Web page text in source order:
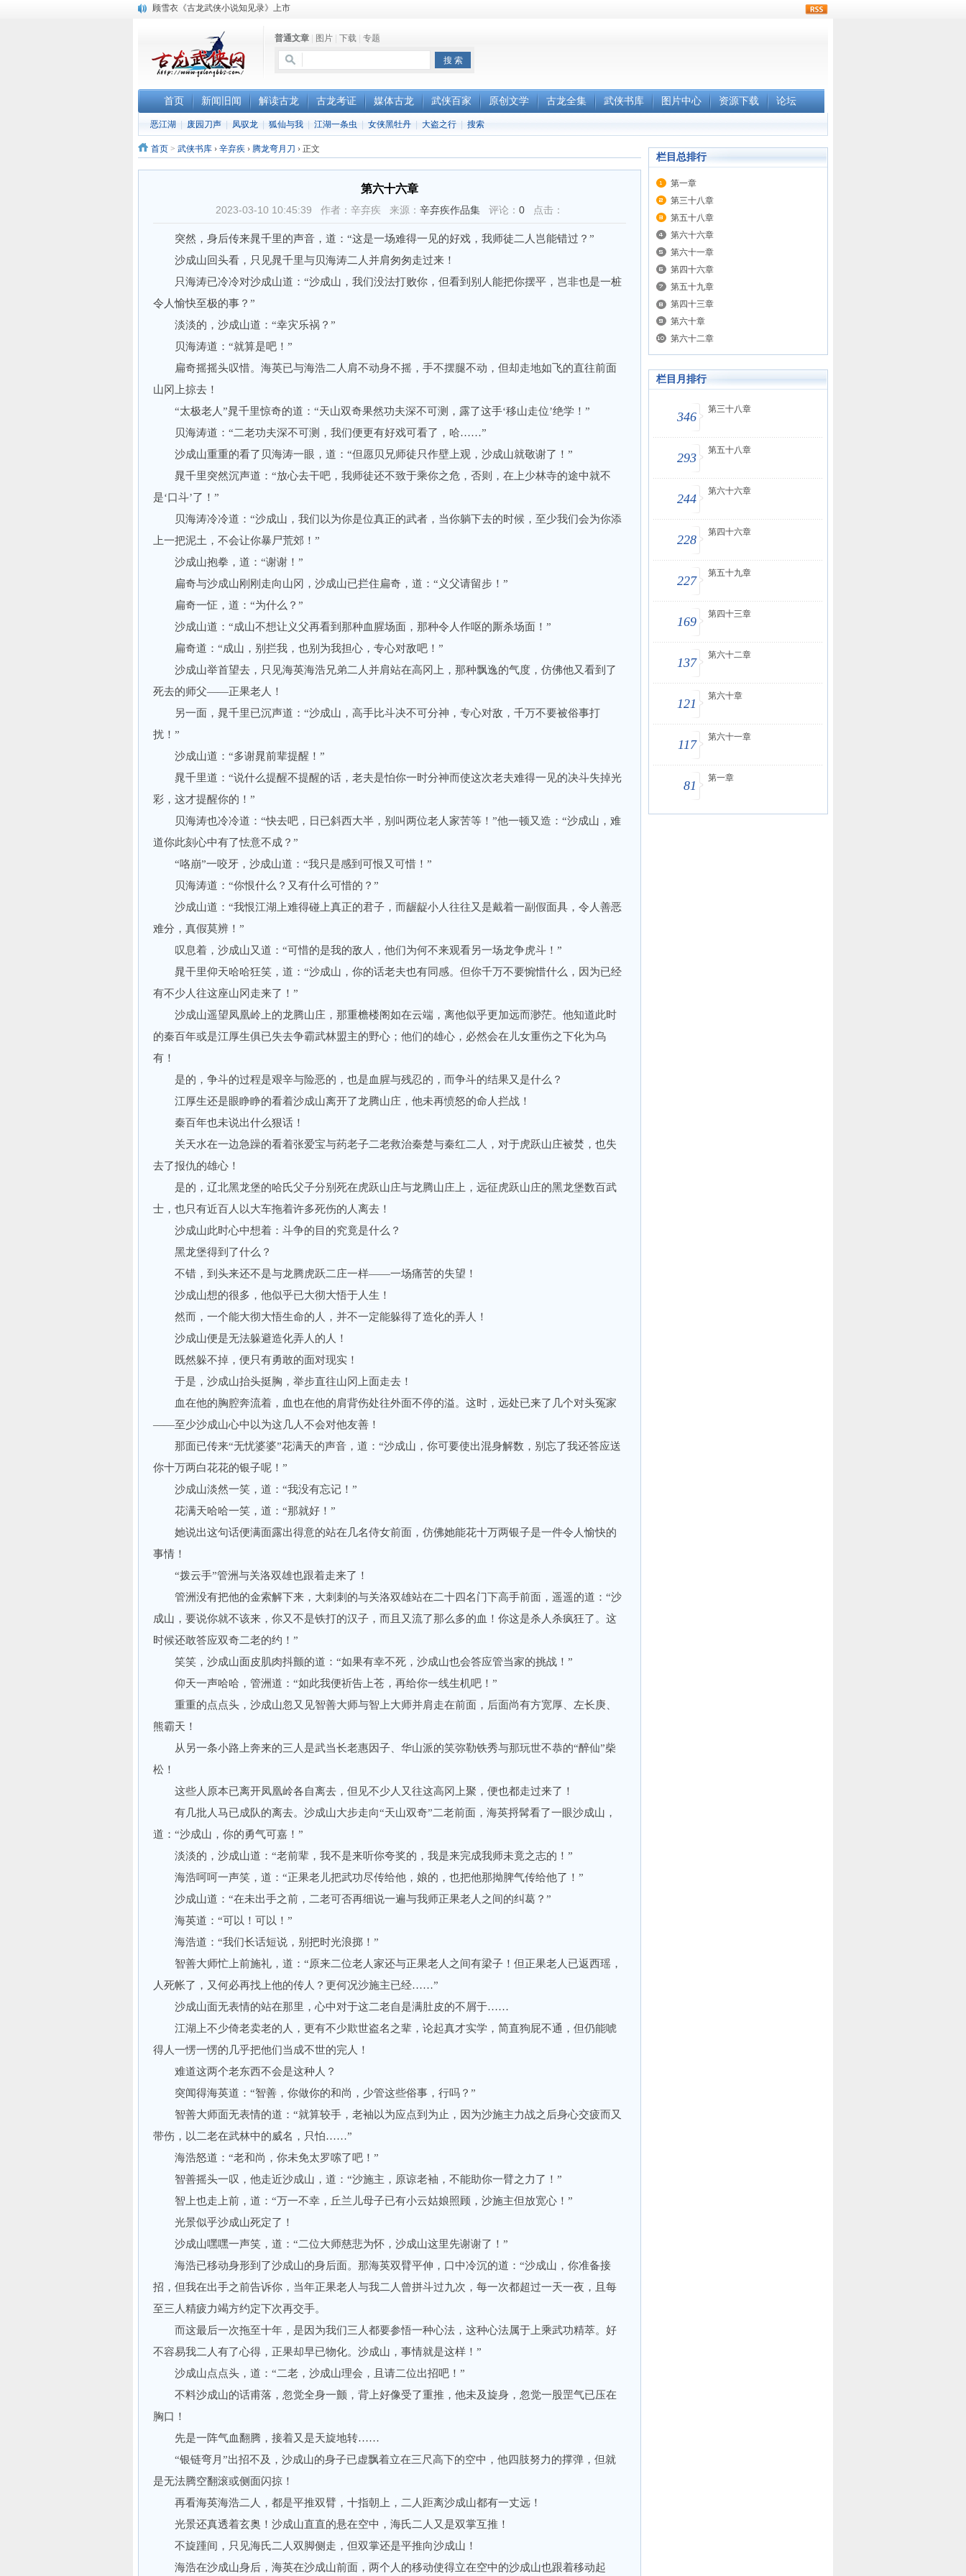
顾雪衣《古龙武侠小说知见录》上市
《古龙小说原貌探究》修订版已上市普通文章 图片 下载 专题
首页 新闻旧闻 解读古龙 古龙考证 媒体古龙 武侠百家 原创文学 古龙全集 武侠书库 图片中心 资源下载 论坛
恶江湖 废园刀声 凤驭龙 狐仙与我 江湖一条虫 女侠黑牡丹 大盗之行 搜索
首页 > 武侠书库 › 辛弃疾 › 腾龙弯月刀 › 正文
第六十六章
2023-03-10 10:45:39 作者：辛弃疾 来源： 辛弃疾作品集 评论： 0 点击：
突然，身后传来晁千里的声音，道：“这是一场难得一见的好戏，我师徒二人岂能错过？”
沙成山回头看，只见晁千里与贝海涛二人并肩匆匆走过来！
只海涛已冷冷对沙成山道：“沙成山，我们没法打败你，但看到别人能把你摆平，岂非也是一桩
令人愉快至极的事？”
淡淡的，沙成山道：“幸灾乐祸？”
贝海涛道：“就算是吧！”
扁奇摇摇头叹惜。海英已与海浩二人肩不动身不摇，手不摆腿不动，但却走地如飞的直往前面
山冈上掠去！
“太极老人”晁千里惊奇的道：“天山双奇果然功夫深不可测，露了这手‘移山走位’绝学！”
贝海涛道：“二老功夫深不可测，我们便更有好戏可看了，哈……”
沙成山重重的看了贝海涛一眼，道：“但愿贝兄师徒只作壁上观，沙成山就敬谢了！”
晁千里突然沉声道：“放心去干吧，我师徒还不致于乘你之危，否则，在上少林寺的途中就不
是‘口斗’了！”
贝海涛冷冷道：“沙成山，我们以为你是位真正的武者，当你躺下去的时候，至少我们会为你添
上一把泥土，不会让你暴尸荒郊！”
沙成山抱拳，道：“谢谢！”
扁奇与沙成山刚刚走向山冈，沙成山已拦住扁奇，道：“义父请留步！”
扁奇一怔，道：“为什么？”
沙成山道：“成山不想让义父再看到那种血腥场面，那种令人作呕的厮杀场面！”
扁奇道：“成山，别拦我，也别为我担心，专心对敌吧！”
沙成山举首望去，只见海英海浩兄弟二人并肩站在高冈上，那种飘逸的气度，仿佛他又看到了
死去的师父——正果老人！
另一面，晁千里已沉声道：“沙成山，高手比斗决不可分神，专心对敌，千万不要被俗事打
扰！”
沙成山道：“多谢晁前辈提醒！”
晁千里道：“说什么提醒不提醒的话，老夫是怕你一时分神而使这次老夫难得一见的决斗失掉光
彩，这才提醒你的！”
贝海涛也冷冷道：“快去吧，日已斜西大半，别叫两位老人家苦等！”他一顿又造：“沙成山，难
道你此刻心中有了怯意不成？”
“咯崩”一咬牙，沙成山道：“我只是感到可恨又可惜！”
贝海涛道：“你恨什么？又有什么可惜的？”
沙成山道：“我恨江湖上难得碰上真正的君子，而龌龊小人往往又是戴着一副假面具，令人善恶
难分，真假莫辨！”
叹息着，沙成山又道：“可惜的是我的敌人，他们为何不来观看另一场龙争虎斗！”
晁干里仰天哈哈狂笑，道：“沙成山，你的话老夫也有同感。但你千万不要惋惜什么，因为已经
有不少人往这座山冈走来了！”
沙成山遥望凤凰岭上的龙腾山庄，那重檐楼阁如在云端，离他似乎更加远而渺茫。他知道此时
的秦百年或是江厚生俱已失去争霸武林盟主的野心；他们的雄心，必然会在儿女重伤之下化为乌
有！
是的，争斗的过程是艰辛与险恶的，也是血腥与残忍的，而争斗的结果又是什么？
江厚生还是眼睁睁的看着沙成山离开了龙腾山庄，他未再愤怒的命人拦战！
秦百年也未说出什么狠话！
关天水在一边急躁的看着张爱宝与药老子二老救治秦楚与秦红二人，对于虎跃山庄被焚，也失
去了报仇的雄心！
是的，辽北黑龙堡的哈氏父子分别死在虎跃山庄与龙腾山庄上，远征虎跃山庄的黑龙堡数百武
士，也只有近百人以大车拖着许多死伤的人离去！
沙成山此时心中想着：斗争的目的究竟是什么？
黑龙堡得到了什么？
不错，到头来还不是与龙腾虎跃二庄一样——一场痛苦的失望！
沙成山想的很多，他似乎已大彻大悟于人生！
然而，一个能大彻大悟生命的人，并不一定能躲得了造化的弄人！
沙成山便是无法躲避造化弄人的人！
既然躲不掉，便只有勇敢的面对现实！
于是，沙成山抬头挺胸，举步直往山冈上面走去！
血在他的胸腔奔流着，血也在他的肩背伤处往外面不停的溢。这时，远处已来了几个对头冤家
——至少沙成山心中以为这几人不会对他友善！
那面已传来“无忧婆婆”花满天的声音，道：“沙成山，你可要使出混身解数，别忘了我还答应送
你十万两白花花的银子呢！”
沙成山淡然一笑，道：“我没有忘记！”
花满天哈哈一笑，道：“那就好！”
她说出这句话便满面露出得意的站在几名侍女前面，仿佛她能花十万两银子是一件令人愉快的
事情！
“拨云手”管洲与关洛双雄也跟着走来了！
管洲没有把他的金索解下来，大刺刺的与关洛双雄站在二十四名门下高手前面，遥遥的道：“沙
成山，要说你就不该来，你又不是铁打的汉子，而且又流了那么多的血！你这是杀人杀疯狂了。这
时候还敢答应双奇二老的约！”
笑笑，沙成山面皮肌肉抖颤的道：“如果有幸不死，沙成山也会答应管当家的挑战！”
仰天一声哈哈，管洲道：“如此我便祈告上苍，再给你一线生机吧！”
重重的点点头，沙成山忽又见智善大师与智上大师并肩走在前面，后面尚有方宽厚、左长庚、
熊霸天！
从另一条小路上奔来的三人是武当长老惠因子、华山派的笑弥勒铁秀与那玩世不恭的“醉仙”柴
松！
这些人原本已离开凤凰岭各自离去，但见不少人又往这高冈上聚，便也都走过来了！
有几批人马已成队的离去。沙成山大步走向“天山双奇”二老前面，海英捋髯看了一眼沙成山，
道：“沙成山，你的勇气可嘉！”
淡淡的，沙成山道：“老前辈，我不是来听你夸奖的，我是来完成我师未竟之志的！”
海浩呵呵一声笑，道：“正果老儿把武功尽传给他，娘的，也把他那拗脾气传给他了！”
沙成山道：“在未出手之前，二老可否再细说一遍与我师正果老人之间的纠葛？”
海英道：“可以！可以！”
海浩道：“我们长话短说，别把时光浪掷！”
智善大师忙上前施礼，道：“原来二位老人家还与正果老人之间有梁子！但正果老人已返西瑶，
人死帐了，又何必再找上他的传人？更何况沙施主已经……”
沙成山面无表情的站在那里，心中对于这二老自是满肚皮的不屑于……
江湖上不少倚老卖老的人，更有不少欺世盗名之辈，论起真才实学，简直狗屁不通，但仍能唬
得人一愣一愣的几乎把他们当成不世的完人！
难道这两个老东西不会是这种人？
突闻得海英道：“智善，你做你的和尚，少管这些俗事，行吗？”
智善大师面无表情的道：“就算较手，老袖以为应点到为止，因为沙施主力战之后身心交疲而又
带伤，以二老在武林中的威名，只怕……”
海浩怒道：“老和尚，你未免太罗嗦了吧！”
智善摇头一叹，他走近沙成山，道：“沙施主，原谅老袖，不能助你一臂之力了！”
智上也走上前，道：“万一不幸，丘兰儿母子已有小云姑娘照顾，沙施主但放宽心！”
光景似乎沙成山死定了！
沙成山嘿嘿一声笑，道：“二位大师慈悲为怀，沙成山这里先谢谢了！”
海浩已移动身形到了沙成山的身后面。那海英双臂平伸，口中冷沉的道：“沙成山，你准备接
招，但我在出手之前告诉你，当年正果老人与我二人曾拼斗过九次，每一次都超过一天一夜，且每
至三人精疲力竭方约定下次再交手。
而这最后一次拖至十年，是因为我们三人都要参悟一种心法，这种心法属于上乘武功精萃。好
不容易我二人有了心得，正果却早已物化。沙成山，事情就是这样！”
沙成山点点头，道：“二老，沙成山理会，且请二位出招吧！”
不料沙成山的话甫落，忽觉全身一颤，背上好像受了重推，他未及旋身，忽觉一股罡气已压在
胸口！
先是一阵气血翻腾，接着又是天旋地转……
“银链弯月”出招不及，沙成山的身子已虚飘着立在三尺高下的空中，他四肢努力的撑弹，但就
是无法腾空翻滚或侧面闪掠！
再看海英海浩二人，都是平推双臂，十指朝上，二人距离沙成山都有一丈远！
光景还真透着玄奥！沙成山直直的悬在空中，海氏二人又是双掌互推！
不旋踵间，只见海氏二人双脚侧走，但双掌还是平推向沙成山！
海浩在沙成山身后，海英在沙成山前面，两个人的移动使得立在空中的沙成山也跟着移动起
栏目总排行
第一章
第三十八章
第五十八章
第六十六章
第六十一章
第四十六章
第五十九章
第四十三章
第六十章
第六十二章
栏目月排行
346
第三十八章
293
第五十八章
244
第六十六章
228
第四十六章
227
第五十九章
169
第四十三章
137
第六十二章
121
第六十章
117
第六十一章
81
第一章